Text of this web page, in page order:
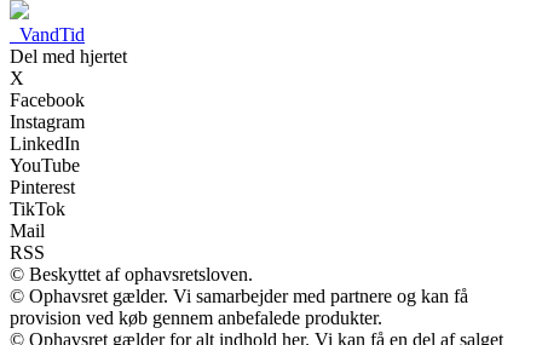
VandTid
Del med hjertet
X
Facebook
Instagram
LinkedIn
YouTube
Pinterest
TikTok
Mail
RSS
© Beskyttet af ophavsretsloven.
© Ophavsret gælder. Vi samarbejder med partnere og kan få
provision ved køb gennem anbefalede produkter.
© Ophavsret gælder for alt indhold her. Vi kan få en del af salget